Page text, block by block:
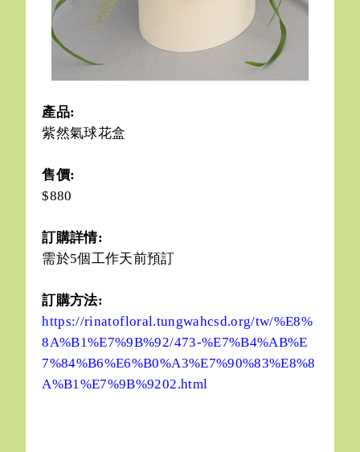
產品:
紫然氣球花盒
售價:
$880
訂購詳情:
需於5個工作天前預訂
訂購方法:
https://rinatofloral.tungwahcsd.org/tw/%E8%
8A%B1%E7%9B%92/473-%E7%B4%AB%E
7%84%B6%E6%B0%A3%E7%90%83%E8%8
A%B1%E7%9B%9202.html